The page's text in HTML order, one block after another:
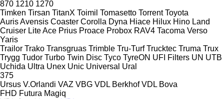
870 1210 1270
Timken Tirsan TitanX Toimil Tomasetto Torrent Toyota
AurisAvensis Coaster Corolla Dyna Hiace Hilux Hino Land
Cruiser Lite Ace Prius Proace Probox RAV4 Tacoma Verso
Yaris
Trailor Trako Transgruas Trimble Tru-Turf Trucktec Truma Trux
Trygg Tudor Turbo Twin Disc Tyco TyreON UFI Filters UN UTB
Uchida Ultra Unex Unic Universal Ural
375
Ursus V.Orlandi VAZ VBG VDL Berkhof VDL Bova
FHD Futura Magiq